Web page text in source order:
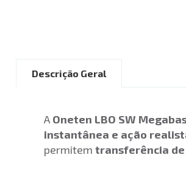
Descrição Geral
A Oneten LBO SW
instantânea e ação
permitem transferência